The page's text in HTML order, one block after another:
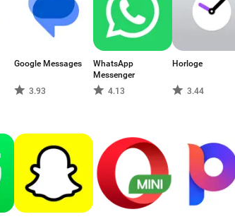
Google Messages
3.93
WhatsApp
Messenger
4.13
Horloge
3.44